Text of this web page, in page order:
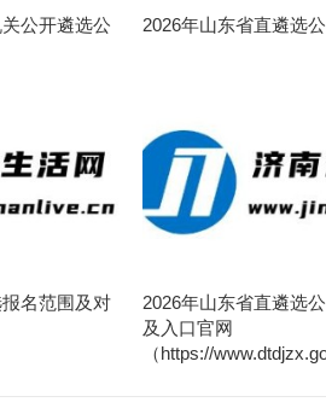
公开遴选公
2026年山东省直遴选
名范围及对
2026年山东省直遴选
及入口官网
（https://